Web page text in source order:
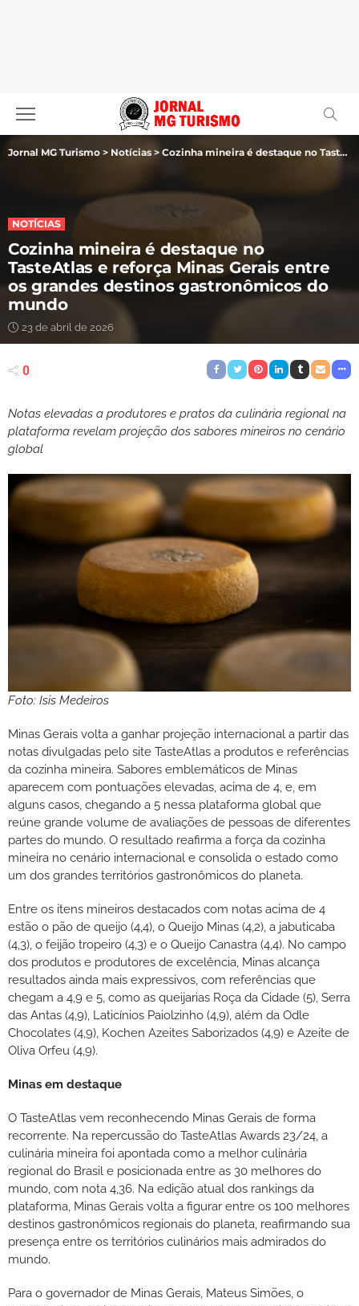
Jornal MG Turismo > Notícias > Cozinha mineira é destaque no TasteAtlas e reforça Minas Gerais entre os grandes destinos gastronômicos do mundo
NOTÍCIAS
Cozinha mineira é destaque no
TasteAtlas e reforça Minas Gerais entre
os grandes destinos gastronômicos do
mundo
23 de abril de 2026
0
Notas elevadas a produtores e pratos da culinária regional na
plataforma revelam projeção dos sabores mineiros no cenário
global
Foto: Isis Medeiros
Minas Gerais volta a ganhar projeção internacional a partir das
notas divulgadas pelo site TasteAtlas a produtos e referências
da cozinha mineira. Sabores emblemáticos de Minas
aparecem com pontuações elevadas, acima de 4, e, em
alguns casos, chegando a 5 nessa plataforma global que
reúne grande volume de avaliações de pessoas de diferentes
partes do mundo. O resultado reafirma a força da cozinha
mineira no cenário internacional e consolida o estado como
um dos grandes territórios gastronômicos do planeta.
Entre os itens mineiros destacados com notas acima de 4
estão o pão de queijo (4,4), o Queijo Minas (4,2), a jabuticaba
(4,3), o feijão tropeiro (4,3) e o Queijo Canastra (4,4). No campo
dos produtos e produtores de excelência, Minas alcança
resultados ainda mais expressivos, com referências que
chegam a 4,9 e 5, como as queijarias Roça da Cidade (5), Serra
das Antas (4,9), Laticínios Paiolzinho (4,9), além da Odle
Chocolates (4,9), Kochen Azeites Saborizados (4,9) e Azeite de
Oliva Orfeu (4,9).
Minas em destaque
O TasteAtlas vem reconhecendo Minas Gerais de forma
recorrente. Na repercussão do TasteAtlas Awards 23/24, a
culinária mineira foi apontada como a melhor culinária
regional do Brasil e posicionada entre as 30 melhores do
mundo, com nota 4,36. Na edição atual dos rankings da
plataforma, Minas Gerais volta a figurar entre os 100 melhores
destinos gastronômicos regionais do planeta, reafirmando sua
presença entre os territórios culinários mais admirados do
mundo.
Para o governador de Minas Gerais, Mateus Simões, o